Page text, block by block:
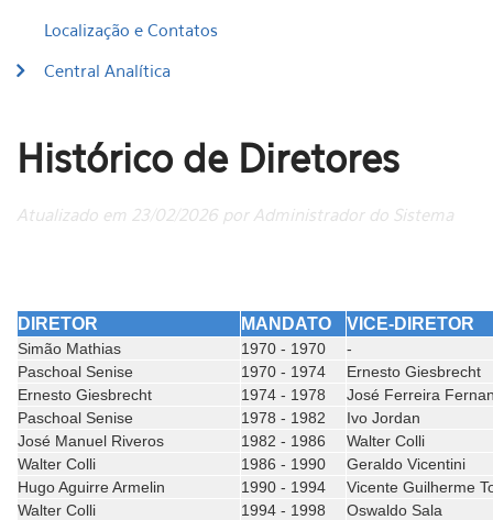
Localização e Contatos
Central Analítica
Histórico de Diretores
Atualizado em 23/02/2026 por Administrador do Sistema
DIRETOR MANDATO VICE-DIRETOR
Simão Mathias 1970 - 1970
-
Paschoal Senise
1970 - 1974
Ernesto Giesbrecht
Ernesto Giesbrecht
1974 - 1978
José Ferreira
Paschoal Senise
1978 - 1982
Ivo Jordan
José Manuel Riveros
1982 - 1986
Walter Colli
Walter Colli
1986 - 1990
Geraldo Vicentini
Hugo Aguirre Armelin
1990 - 1994
Vicente Guilherme
Walter Colli
1994 - 1998
Oswaldo Sala